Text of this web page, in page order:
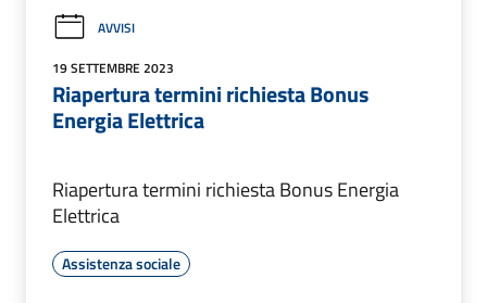
AVVISI
19 SETTEMBRE 2023
Riapertura termini richiesta Bonus
Energia Elettrica
Riapertura termini richiesta Bonus Energia
Elettrica
Assistenza sociale